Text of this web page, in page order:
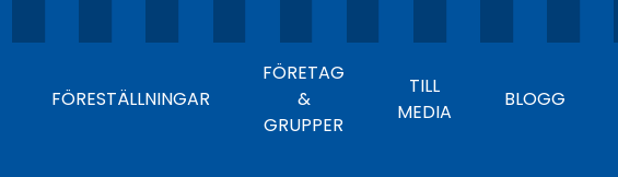
FÖRESTÄLLNINGAR
FÖRETAG
&
GRUPPER
TILL
MEDIA
BLOGG